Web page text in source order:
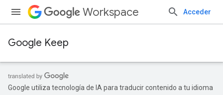
Workspace Acceder
Google Keep
Google utiliza tecnología de IA para traducir contenido a tu idioma